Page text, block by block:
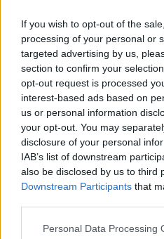
If you wish to opt-out of the
processing of your personal or
targeted advertising by us,
section to confirm your
opt-out request is processed
interest-based ads based on
us or personal information
your opt-out. You may
disclosure of your personal
IAB’s list of downstream
also be disclosed by us to third
Downstream Participants that
Please note that this website/
Personal Data Processing
válogatott mérkőzésre
bérletértékesítés előtt
jegyvásárlók számára.
segítségével
Eb-re!